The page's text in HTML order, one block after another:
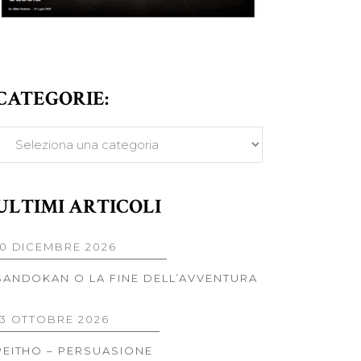
ARTICOLI
DICEMBRE 2026
O LA FINE DELL’AVVENTURA
OTTOBRE 2026
– PERSUASIONE